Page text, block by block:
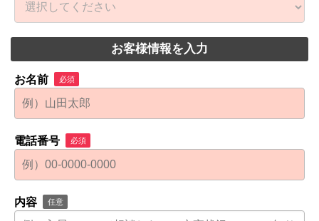
お客様情報を入力
お名前 必須
電話番号 必須
内容 任意